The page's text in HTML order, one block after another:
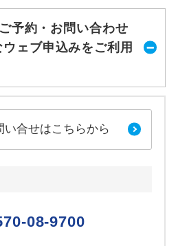
予約・お問い合わせ
ウェブ申込みをご利用
い合せはこちらから
08-9700